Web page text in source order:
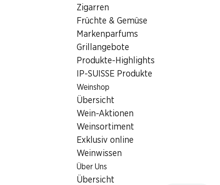
Zigarren
Früchte & Gemüse
Markenparfums
Grillangebote
Produkte-Highlights
IP-SUISSE Produkte
Weinshop
Übersicht
Wein-Aktionen
Weinsortiment
Exklusiv online
Weinwissen
Über Uns
Übersicht
Wasa Original Knäckebrot